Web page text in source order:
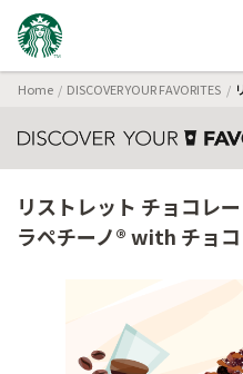
Home DISCOVER YOUR FAVORITES
リストレット チョコレ
ラペチーノ® with チョコ